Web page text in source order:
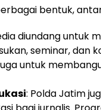
bentuk,
diundang untuk
seminar, dan
untuk
: Polda Jatim